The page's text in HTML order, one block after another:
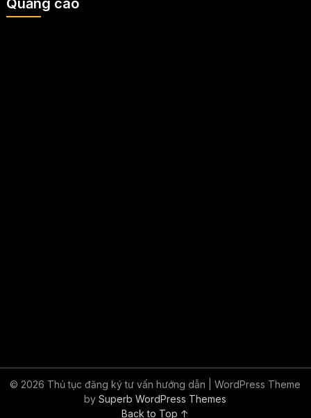
Quảng cáo
© 2026 Thủ tục đăng ký tư vấn hướng dẫn
| WordPress Theme
bySuperb WordPress Themes
Back to Top ↑